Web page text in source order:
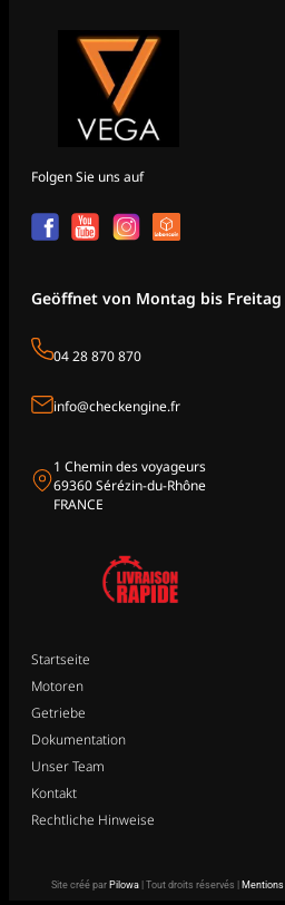
Folgen Sie uns auf
Geöffnet von Montag bis
04 28 870 870
info@checkengine.fr
1 Chemin des voyageurs
69360 Sérézin-du-Rhône
FRANCE
Startseite
Motoren
Getriebe
Dokumentation
Unser Team
Kontakt
Rechtliche Hinweise
Site créé par Pilowa| Tout droits réservés |